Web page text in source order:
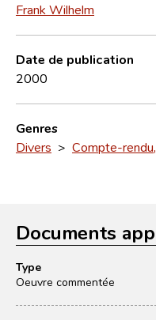
Frank Wilhelm
Date de publication
2000
Genres
Divers > Compte-
Documents
Type
Oeuvre commentée